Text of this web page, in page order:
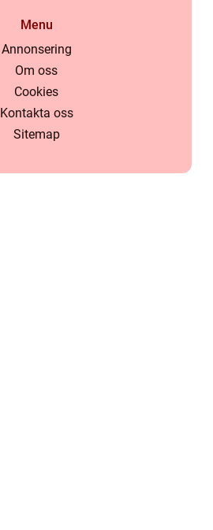
Menu
Annonsering
Om oss
Cookies
Kontakta oss
Sitemap